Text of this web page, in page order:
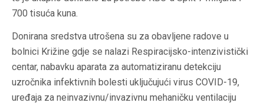
700 tisuća kuna.
Donirana sredstva utrošena su za obavljene radove u
bolnici Križine gdje se nalazi Respiracijsko-intenzivistički
centar, nabavku aparata za automatiziranu detekciju
uzročnika infektivnih bolesti uključujući virus COVID-19,
uređaja za neinvazivnu/invazivnu mehaničku ventilaciju